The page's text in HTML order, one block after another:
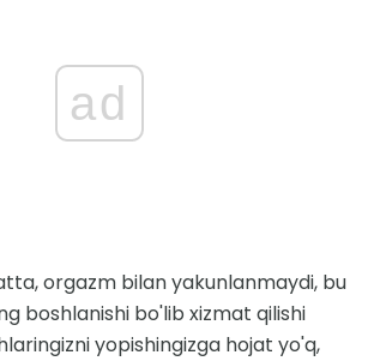
ad
orgazm bilan yakunlanmaydi, bu
boshlanishi bo'lib xizmat qilishi
yopishingizga hojat yo'q,